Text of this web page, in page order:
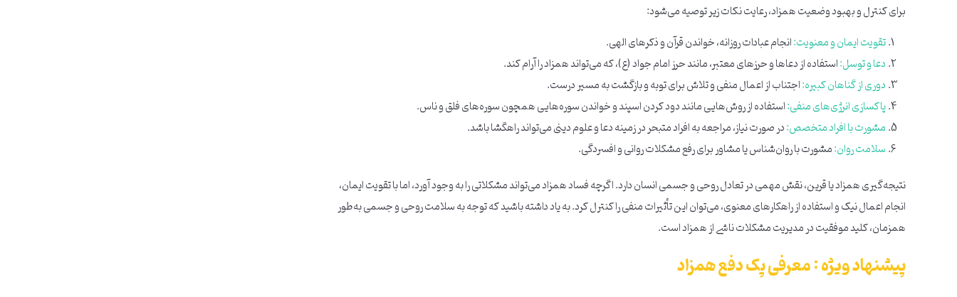
برای کنترل و بهبود وضعیت همزاد، رعایت نکات زیر توصیه می‌شود:
تقویت ایمان و معنویت:انجام عبادات روزانه، خواندن قرآن و ذکرهای الهی.
دعا و توسل:استفاده از دعاها و حرزهای معتبر، مانند حرز امام جواد (ع)، که می‌تواند همزاد را آرام کند.
دوری از گناهان کبیره:اجتناب از اعمال منفی و تلاش برای توبه و بازگشت به مسیر درست.
پاکسازی انرژی‌های منفی:استفاده از روش‌هایی مانند دود کردن اسپند و خواندن سوره‌هایی همچون سوره‌های فلق و ناس.
مشورت با افراد متخصص:در صورت نیاز، مراجعه به افراد متبحر در زمینه دعا و علوم دینی می‌تواند راهگشا باشد.
سلامت روان:مشورت با روان‌شناس یا مشاور برای رفع مشکلات روانی و افسردگی.
نتیجه‌گیری همزاد یا قرین، نقش مهمی در تعادل روحی و جسمی انسان دارد. اگرچه فساد همزاد می‌تواند مشکلاتی را به وجود آورد، اما با تقویت ایمان،
انجام اعمال نیک و استفاده از راهکارهای معنوی، می‌توان این تأثیرات منفی را کنترل کرد. به یاد داشته باشید که توجه به سلامت روحی و جسمی به‌طور
همزمان، کلید موفقیت در مدیریت مشکلات ناشی از همزاد است.
پیشنهاد ویژه : معرفی پک دفع همزاد